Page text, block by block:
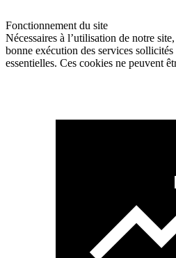
Fonctionnement du site
Nécessaires à l’utilisation de notre
bonne exécution des services
essentielles. Ces cookies ne peuvent